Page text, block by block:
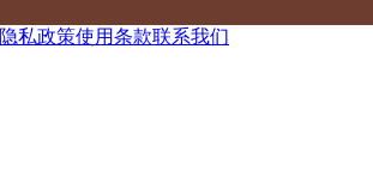
隐私政策使用条款联系我们